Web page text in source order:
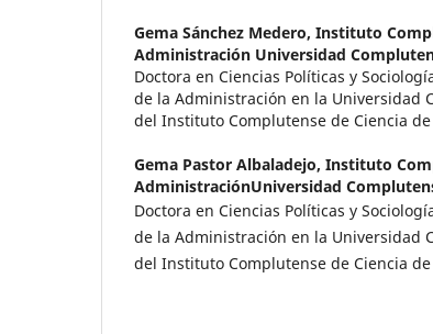
Gema Sánchez Medero, Instituto
Administración Universidad
Doctora en Ciencias Políticas y
de la Administración en la Universidad
del Instituto Complutense de Ciencia
Gema Pastor Albaladejo, Instituto
AdministraciónUniversidad
Doctora en Ciencias Políticas y
de la Administración en la Universidad
del Instituto Complutense de Ciencia